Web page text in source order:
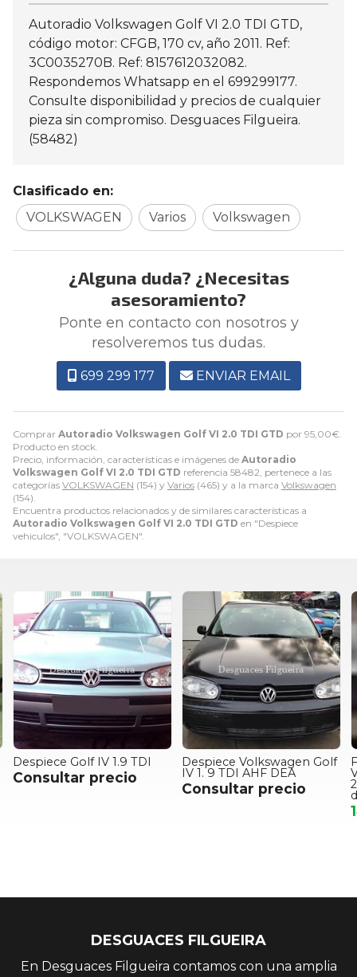
Comprar Autoradio Volkswagen Golf VI 2.0 TDI GTD por 95,00€
Producto en stock.
Precio, información, características e imágenes de Autoradio
Volkswagen Golf VI 2.0 TDI GTD referencia 58482, pertenece a las
categorías VOLKSWAGEN (154) y Varios (465) y a la marca Volkswagen
(154).
Encuentra productos relacionados y de similares características a
Autoradio Volkswagen Golf VI 2.0 TDI GTD en "Despiece
vehiculos", "VOLKSWAGEN".
Autoradio Volkswagen Golf VI 2.0 TDI GTD,
código motor: CFGB, 170 cv, año 2011. Ref:
3C0035270B. Ref: 8157612032082.
Respondemos Whatsapp en el 699299177.
Consulte disponibilidad y precios de cualquier
pieza sin compromiso. Desguaces Filgueira.
(58482)
Clasificado en:
VOLKSWAGEN
Varios Volkswagen
¿Alguna duda? ¿Necesitas
asesoramiento?
Ponte en contacto con nosotros y
resolveremos tus dudas.
699 299 177 ENVIAR EMAIL
Despiece Golf IV 1.9 TDI
Consultar precio
Despiece Volkswagen Golf
IV 1. 9 TDI AHF DEA
Consultar precio
DESGUACES FILGUEIRA
En Desguaces Filgueira contamos con una amplia